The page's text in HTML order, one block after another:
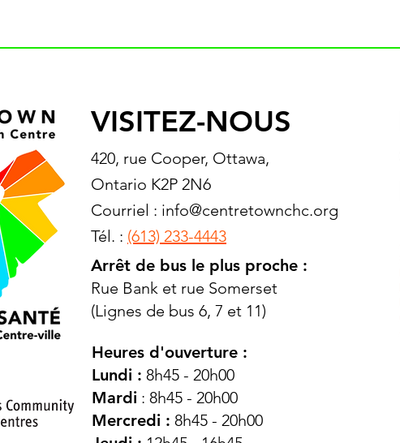
VISITEZ-NOUS
420, rue Cooper, Ottawa,
Ontario K2P 2N6
Courriel : info@centretownchc.org
Tél. : (613) 233-4443
Arrêt de bus le plus proche :
Rue Bank et rue Somerset
(Lignes de bus 6, 7 et 11)
Heures d'ouverture :
Lundi : 8h45 - 20h00
Mardi : 8h45 - 20h00
Mercredi : 8h45 - 20h00